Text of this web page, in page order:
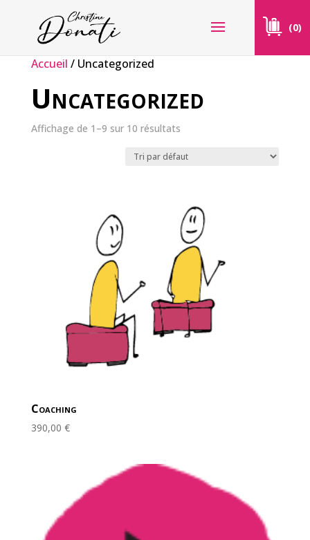
(0)
Accueil / Uncategorized
Uncategorized
Affichage de 1–9 sur 10 résultats
Coaching
390,00 €